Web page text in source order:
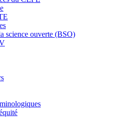
science ouverte (BSO)